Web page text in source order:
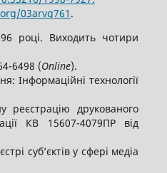
03arvq761 .
році. Виходить чотири
6498 (Online).
Інформаційні технології
реєстрацію друкованого
КВ 15607-4079ПР від
суб’єктів у сфері медіа